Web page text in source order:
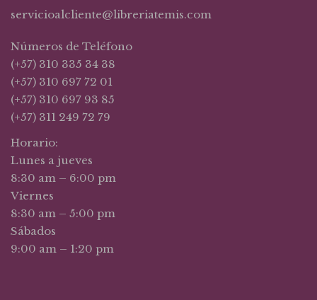
servicioalcliente@libreriatemis.com
Números de Teléfono
(+57) 310 335 34 38
(+57) 310 697 72 01
(+57) 310 697 93 85
(+57) 311 249 72 79
Horario:
Lunes a jueves
8:30 am – 6:00 pm
Viernes
8:30 am – 5:00 pm
Sábados
9:00 am – 1:20 pm